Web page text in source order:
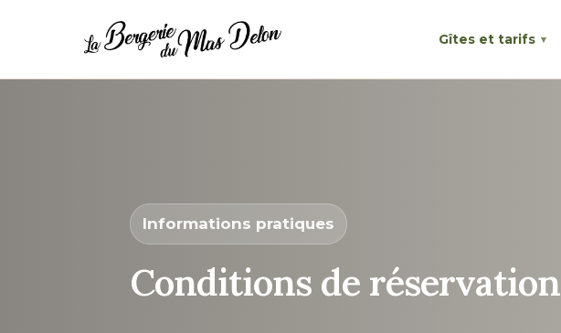
Gîtes et tarifs
Informations pratiques
Conditions de réservation